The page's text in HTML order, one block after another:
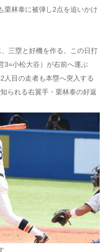
栗林泰に被弾し2点を追いかけ
三塁と好機を作る。この日打
3=小松大谷）が右前へ運ぶ
人目の走者も本塁へ突入する
られる右翼手・栗林泰の好返